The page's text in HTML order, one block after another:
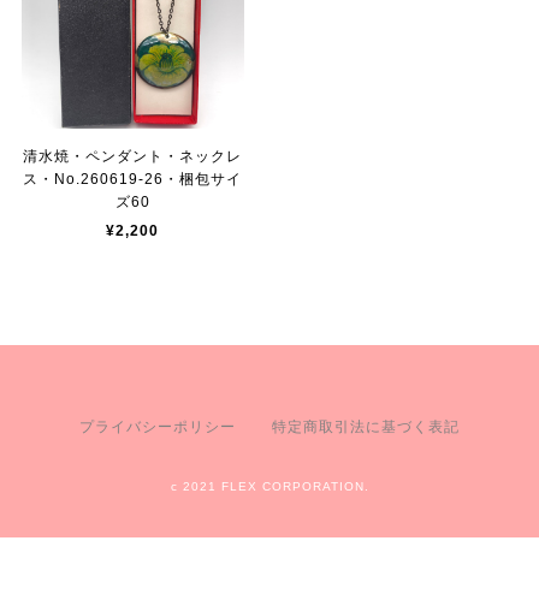
清水焼・ペンダント・ネックレ
ス・No.260619-26・梱包サイ
ズ60
¥2,200
プライバシーポリシー 特定商取引法に基づく表記
c 2021 FLEX CORPORATION.